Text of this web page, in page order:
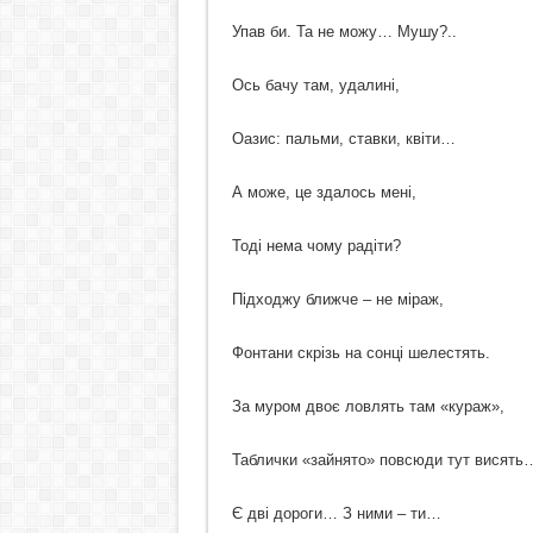
Упав би. Та не можу… Мушу?..
Ось бачу там, удалині,
Оазис: пальми, ставки, квіти…
А може, це здалось мені,
Тоді нема чому радіти?
Підходжу ближче – не міраж,
Фонтани скрізь на сонці шелестять.
За муром двоє ловлять там «кураж»,
Таблички «зайнято» повсюди тут
Є дві дороги… З ними – ти…